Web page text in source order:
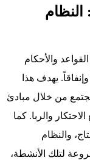
النظام
والأحكام
يهدف هذا
من خلال مبادئ
والربا. كما
والنظام
لتلك الأنشطة،